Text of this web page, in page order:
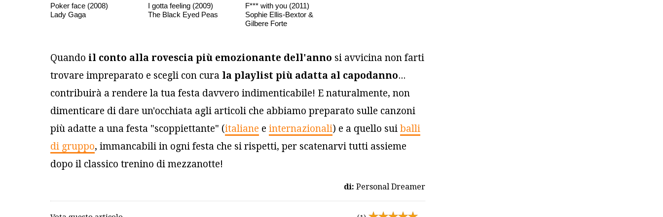
Poker face (2008)
Lady Gaga
I gotta feeling (2009)
The Black Eyed Peas
F*** with you (2011)
Sophie Ellis-Bextor &
Gilbere Forte
Quando il conto alla rovescia più emozionante dell'anno si avvicina non farti
trovare impreparato e scegli con cura la playlist più adatta al capodanno...
contribuirà a rendere la tua festa davvero indimenticabile! E naturalmente, non
dimenticare di dare un'occhiata agli articoli che abbiamo preparato sulle canzoni
più adatte a una festa "scoppiettante" (italiane e internazionali) e a quello sui balli
di gruppo, immancabili in ogni festa che si rispetti, per scatenarvi tutti assieme
dopo il classico trenino di mezzanotte!
di: Personal Dreamer